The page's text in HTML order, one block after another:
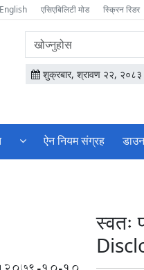
English एसिएबिलिटी मोड स्क्रिन रिडर
वेबसाइटमा
सामग्री
खोज्नुहोस
शुक्रबार, श्रावण २२, २०८३
ऐन नियम संग्रह
स्वतः